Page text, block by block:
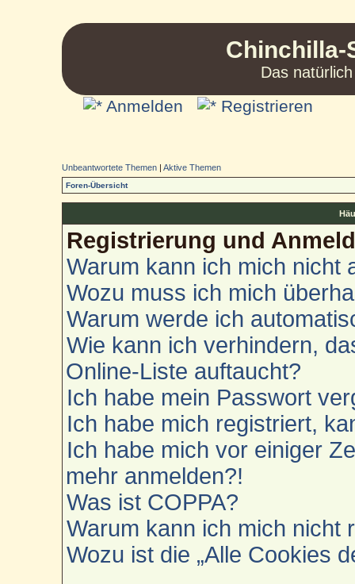
Chinchilla-
Das
Anmelden Registrieren
Unbeantwortete Themen |Aktive Themen
Foren-Übersicht
Registrierung und
Warum kann ich mich nicht
Wozu muss ich mich
Warum werde ich
Wie kann ich verhindern,
Online-Liste auftaucht?
Ich habe mein Passwort
Ich habe mich registriert,
Ich habe mich vor einiger
mehr anmelden?!
Was ist COPPA?
Warum kann ich mich nicht
Wozu ist die „Alle Cookies